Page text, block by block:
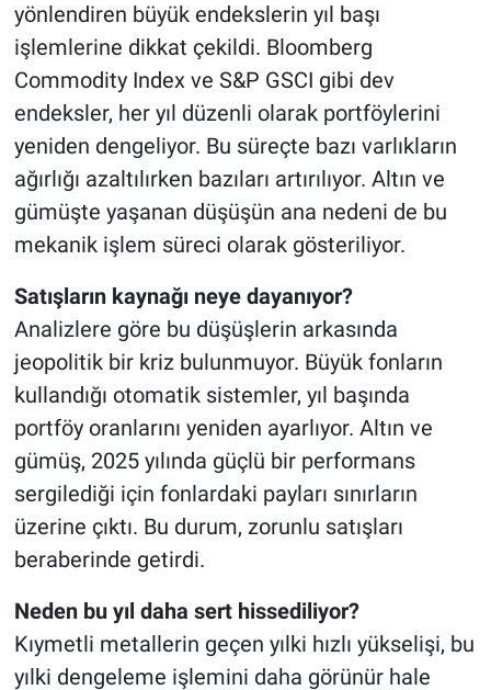
yönlendiren büyük endekslerin yıl başı
işlemlerine dikkat çekildi. Bloomberg
Commodity Index ve S&P GSCI gibi dev
endeksler, her yıl düzenli olarak portföylerini
yeniden dengeliyor. Bu süreçte bazı varlıkların
ağırlığı azaltılırken bazıları artırılıyor. Altın ve
gümüşte yaşanan düşüşün ana nedeni de bu
mekanik işlem süreci olarak gösteriliyor.
Satışların kaynağı neye dayanıyor?
Analizlere göre bu düşüşlerin arkasında
jeopolitik bir kriz bulunmuyor. Büyük fonların
kullandığı otomatik sistemler, yıl başında
portföy oranlarını yeniden ayarlıyor. Altın ve
gümüş, 2025 yılında güçlü bir performans
sergilediği için fonlardaki payları sınırların
üzerine çıktı. Bu durum, zorunlu satışları
beraberinde getirdi.
Neden bu yıl daha sert hissediliyor?
Kıymetli metallerin geçen yılki hızlı yükselişi, bu
yılki dengeleme işlemini daha görünür hale